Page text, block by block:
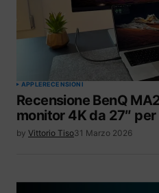
APPLERECENSIONI
Recensione BenQ
monitor 4K da 27″
by Vittorio Tiso31 Marzo 2026